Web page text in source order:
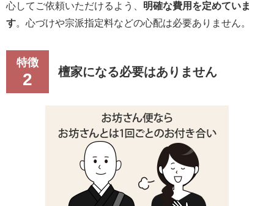
心してご依頼いただけるよう、 明確な費用を定めていま
す。心づけや宗派指定料などの心配は必要ありません。
特徴
2 檀家になる必要はありません